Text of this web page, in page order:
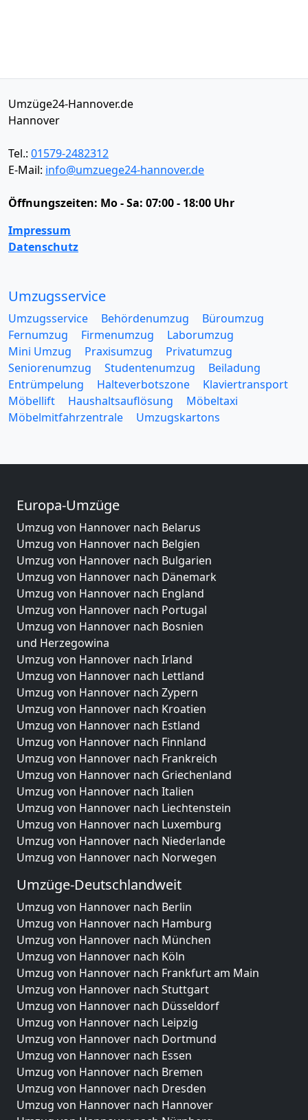
Umzüge24-Hannover.de
Hannover
Tel.: 01579-2482312
E-Mail: info@umzuege24-hannover.de
Öffnungszeiten: Mo - Sa: 07:00 - 18:00 Uhr
Impressum
Datenschutz
Umzugsservice
Umzugsservice Behördenumzug
Büroumzug
Fernumzug
Firmenumzug
Laborumzug
Mini Umzug
Praxisumzug
Privatumzug
Seniorenumzug
Studentenumzug
Beiladung
Entrümpelung
Halteverbotszone
Klaviertransport
Möbellift
Haushaltsauflösung
Möbeltaxi
Möbelmitfahrzentrale
Umzugskartons
Europa-Umzüge
Umzug von Hannover nach Belarus
Umzug von Hannover nach Belgien
Umzug von Hannover nach Bulgarien
Umzug von Hannover nach Dänemark
Umzug von Hannover nach England
Umzug von Hannover nach Portugal
Umzug von Hannover nach Bosnien
und Herzegowina
Umzug von Hannover nach Irland
Umzug von Hannover nach Lettland
Umzug von Hannover nach Zypern
Umzug von Hannover nach Kroatien
Umzug von Hannover nach Estland
Umzug von Hannover nach Finnland
Umzug von Hannover nach Frankreich
Umzug von Hannover nach Griechenland
Umzug von Hannover nach Italien
Umzug von Hannover nach Liechtenstein
Umzug von Hannover nach Luxemburg
Umzug von Hannover nach Niederlande
Umzug von Hannover nach Norwegen
Umzüge-Deutschlandweit
Umzug von Hannover nach Berlin
Umzug von Hannover nach Hamburg
Umzug von Hannover nach München
Umzug von Hannover nach Köln
Umzug von Hannover nach Frankfurt am Main
Umzug von Hannover nach Stuttgart
Umzug von Hannover nach Düsseldorf
Umzug von Hannover nach Leipzig
Umzug von Hannover nach Dortmund
Umzug von Hannover nach Essen
Umzug von Hannover nach Bremen
Umzug von Hannover nach Dresden
Umzug von Hannover nach Hannover